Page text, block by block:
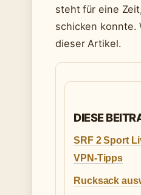
steht für eine
schicken konnte.
dieser Artikel.
DIESE
SRF 2 Sport
VPN-Tipps
Rucksack